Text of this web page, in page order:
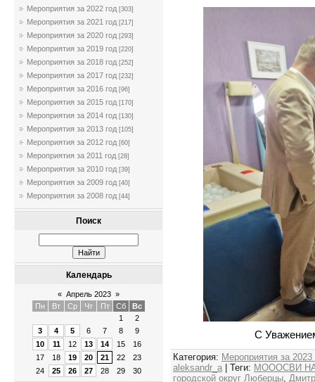
Мероприятия за 2022 год [303]
Мероприятия за 2021 год [217]
Мероприятия за 2020 год [293]
Мероприятия за 2019 год [220]
Мероприятия за 2018 год [252]
Мероприятия за 2017 год [232]
Мероприятия за 2016 год [96]
Мероприятия за 2015 год [170]
Мероприятия за 2014 год [130]
Мероприятия за 2013 год [105]
Мероприятия за 2012 год [60]
Мероприятия за 2011 год [28]
Мероприятия за 2010 год [39]
Мероприятия за 2009 год [40]
Мероприятия за 2008 год [44]
Поиск
Календарь
« Апрель 2023 »
Пн
Вт Ср Чт Пт Сб
Вс
1
2
3
4 5 6 7 8
9
10
11 12 13 14 15
16
17
18 19 20 21 22
23
24
25 26 27 28 29 30
С
Категория: Мероприятия за 2023
aleksandr_a | Теги: МОООСВИ
городской округ Люберцы